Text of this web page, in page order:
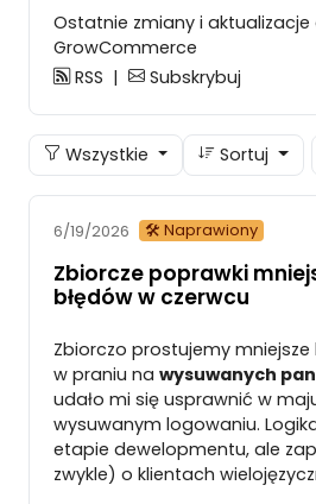
Ostatnie zmiany i aktualizacje
GrowCommerce
RSS | Subskrybuj
Wszystkie Sortuj
6/19/2026 🛠 Naprawiony
Zbiorcze poprawki
błędów w czerwcu
Zbiorczo prostujemy mniejsze
w praniu na wysuwanych
udało mi się usprawnić w
wysuwanym logowaniu.
etapie dewelopmentu, ale
zwykle) o klientach